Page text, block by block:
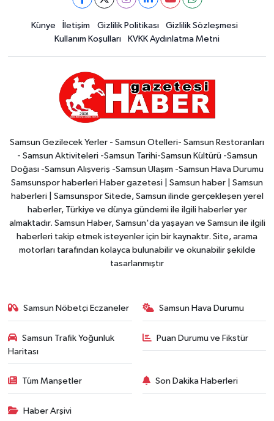
Künye İletişim Gizlilik Politikası
Gizlilik Sözleşmesi
Kullanım Koşulları
KVKK Aydınlatma Metni
Samsun Gezilecek Yerler - Samsun Otelleri- Samsun Restoranları
- Samsun Aktiviteleri -Samsun Tarihi-Samsun Kültürü -Samsun
Doğası -Samsun Alışveriş -Samsun Ulaşım -Samsun Hava Durumu
Samsunspor haberleri Haber gazetesi | Samsun haber | Samsun
haberleri | Samsunspor Sitede, Samsun ilinde gerçekleşen yerel
haberler, Türkiye ve dünya gündemi ile ilgili haberler yer
almaktadır. Samsun Haber, Samsun'da yaşayan ve Samsun ile ilgili
haberleri takip etmek isteyenler için bir kaynaktır. Site, arama
motorları tarafından kolayca bulunabilir ve okunabilir şekilde
tasarlanmıştır
Samsun Nöbetçi Eczaneler Samsun Hava Durumu
Samsun Trafik Yoğunluk
Haritası
Puan Durumu ve Fikstür
Tüm Manşetler Son Dakika Haberleri
Haber Arşivi